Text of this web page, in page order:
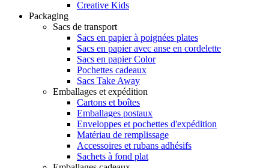
Creative Kids
Packaging
Sacs de transport
Sacs en papier à poignées plates
Sacs en papier avec anse en cordelette
Sacs en papier Color
Pochettes cadeaux
Sacs Take Away
Emballages et expédition
Cartons et boîtes
Emballages postaux
Enveloppes et pochettes d'expédition
Matériau de remplissage
Accessoires et rubans adhésifs
Sachets à fond plat